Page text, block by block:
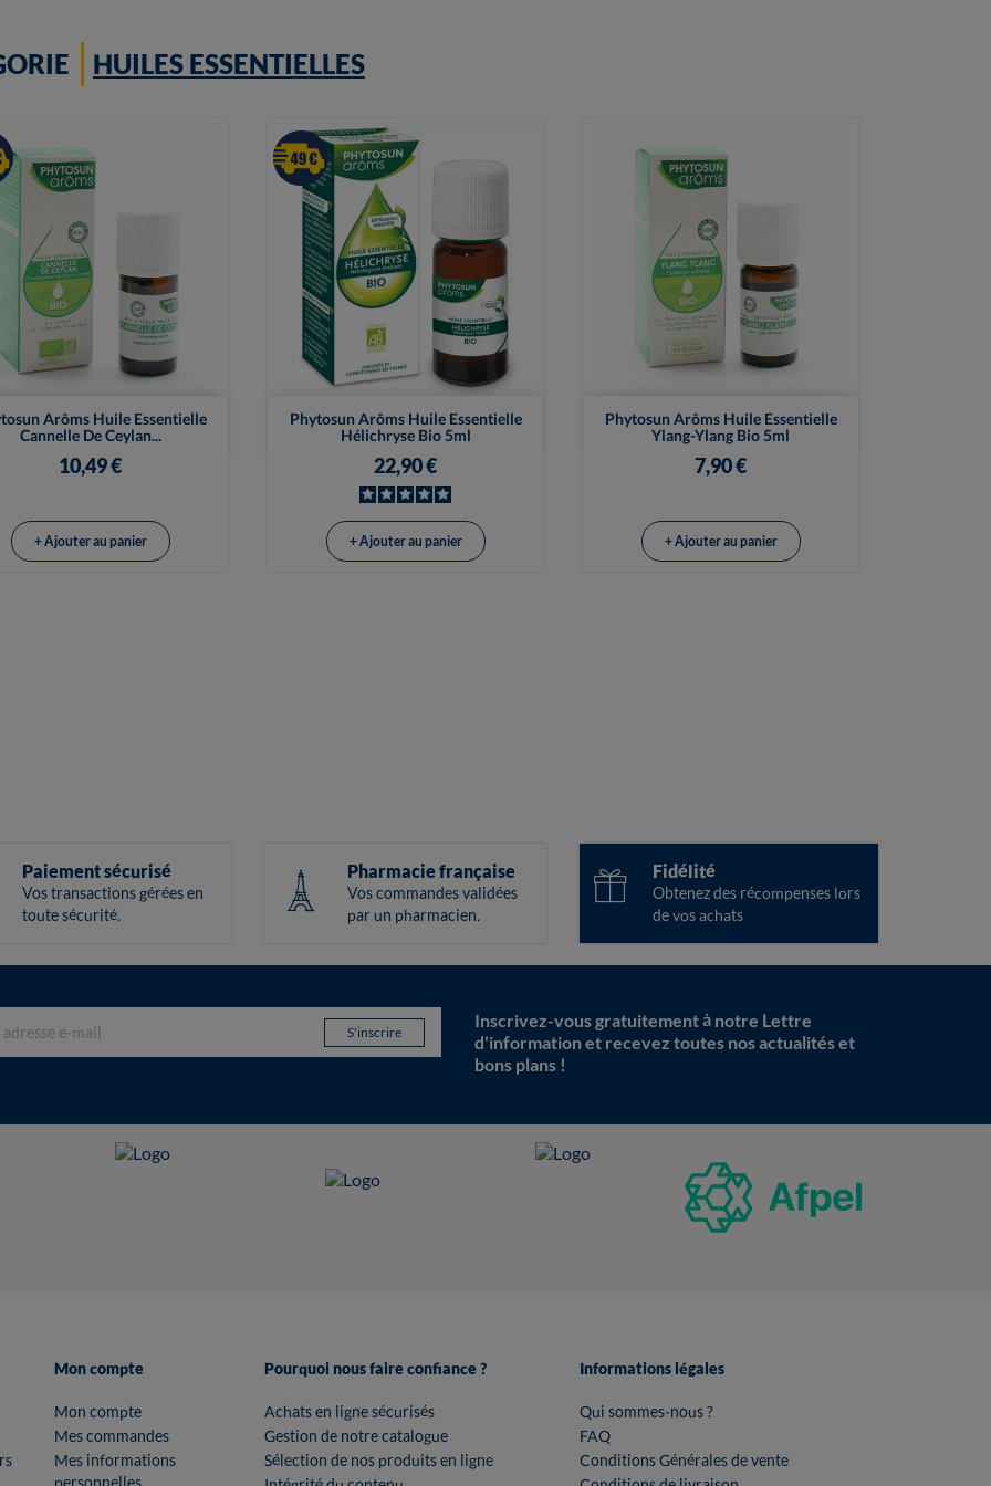
HUILES ESSENTIELLES
Arôms Huile Essentielle
Cannelle De Ceylan...
10,49 €
Vue rapide
+ Ajouter au panier
Phytosun Arôms Huile Essentielle
Hélichryse Bio 5ml
22,90 €
Vue rapide
+ Ajouter au panier
Phytosun Arôms Huile Essentielle
Ylang-Ylang Bio 5ml
7,90 €
Vue rapide
+ Ajouter au panier
Paiement sécurisé
Vos transactions gérées en
toute sécurité.
Pharmacie française
Vos commandes validées
par un pharmacien.
Fidélité
Obtenez des récompenses lors
de vos achats
Inscrivez-vous gratuitement à notre Lettre
d'information et recevez toutes nos actualités et
bons plans !
Mon compte
Mon compte
Mes commandes
Mes informations
personnelles
Pourquoi nous faire confiance ?
Achats en ligne sécurisés
Gestion de notre catalogue
Sélection de nos produits en ligne
Informations légales
Qui sommes-nous ?
FAQ
Conditions Générales de vente